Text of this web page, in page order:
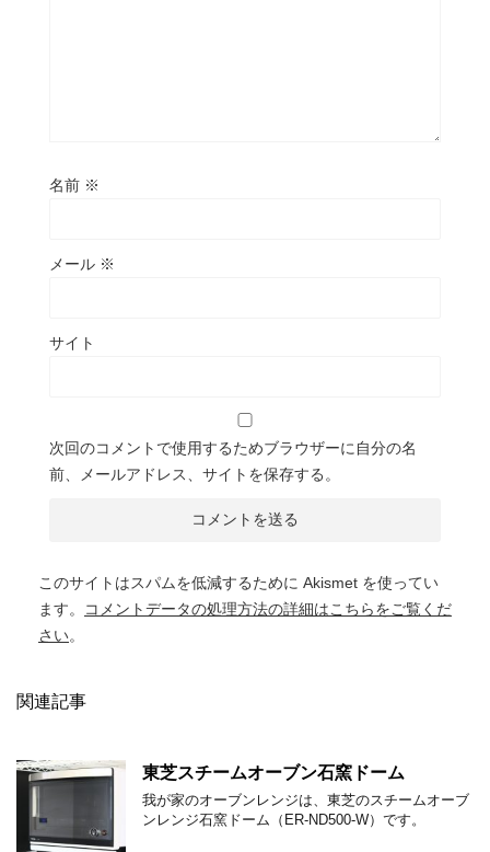
名前 ※
メール ※
サイト
次回のコメントで使用するためブラウザーに自分の名
前、メールアドレス、サイトを保存する。
このサイトはスパムを低減するために Akismet を使ってい
ます。
コメントデータの処理方法の詳細はこちらをご覧くだ
さい。
関連記事
東芝スチームオーブン石窯ドーム
我が家のオーブンレンジは、東芝のスチームオーブ
ンレンジ石窯ドーム（ER-ND500-W）です。